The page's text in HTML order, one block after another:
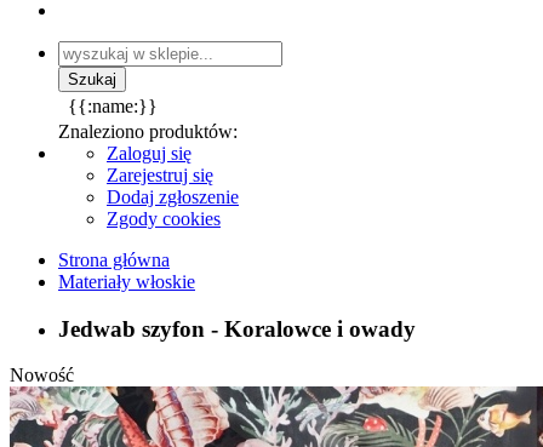
{{:name:}}
Znaleziono produktów:
Zaloguj się
Zarejestruj się
Dodaj zgłoszenie
Zgody cookies
Strona główna
Materiały włoskie
Jedwab szyfon - Koralowce i owady
Nowość